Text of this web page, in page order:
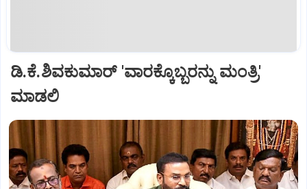
ಡಿ.ಕೆ.ಶಿವಕುಮಾರ್ 'ವಾರಕ್ಕೊಬ್ಬರನ್ನು ಮಂತ್ರಿ'
ಮಾಡಲಿ